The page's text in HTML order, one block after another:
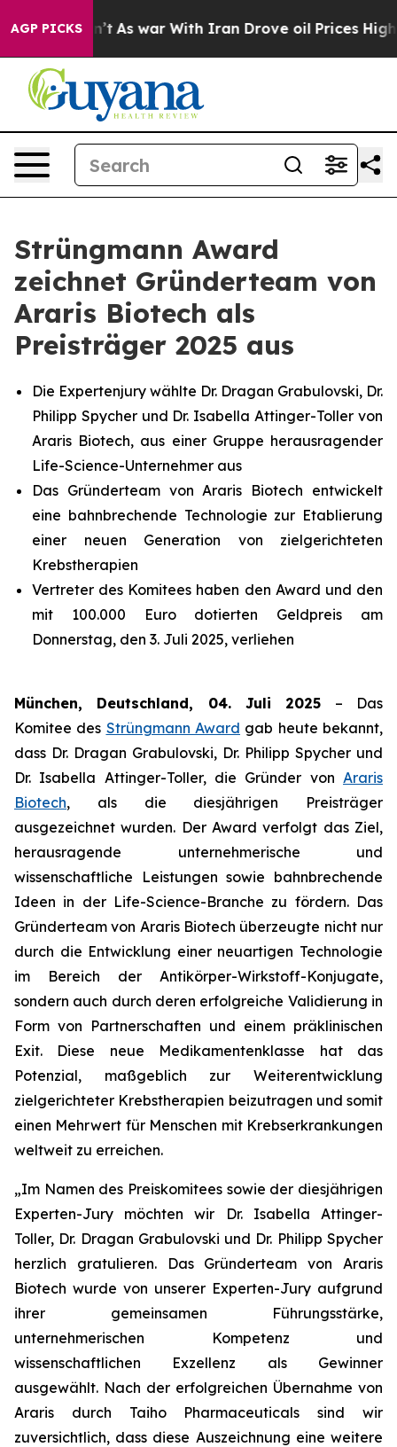
AGP PICKS
it Didn’t As war With Iran Drove oil Prices Higher,
Strüngmann Award
zeichnet Gründerteam von
Araris Biotech als
Preisträger 2025 aus
Die Expertenjury wählte Dr. Dragan Grabulovski, Dr.
Philipp Spycher und Dr. Isabella Attinger-Toller von
Araris Biotech, aus einer Gruppe herausragender
Life-Science-Unternehmer aus
Das Gründerteam von Araris Biotech entwickelt
eine bahnbrechende Technologie zur Etablierung
einer neuen Generation von zielgerichteten
Krebstherapien
Vertreter des Komitees haben den Award und den
mit 100.000 Euro dotierten Geldpreis am
Donnerstag, den 3. Juli 2025, verliehen
München, Deutschland, 04. Juli 2025 – Das
Komitee des Strüngmann Award gab heute bekannt,
dass Dr. Dragan Grabulovski, Dr. Philipp Spycher und
Dr. Isabella Attinger-Toller, die Gründer von Araris
Biotech, als die diesjährigen Preisträger
ausgezeichnet wurden. Der Award verfolgt das Ziel,
herausragende unternehmerische und
wissenschaftliche Leistungen sowie bahnbrechende
Ideen in der Life-Science-Branche zu fördern. Das
Gründerteam von Araris Biotech überzeugte nicht nur
durch die Entwicklung einer neuartigen Technologie
im Bereich der Antikörper-Wirkstoff-Konjugate,
sondern auch durch deren erfolgreiche Validierung in
Form von Partnerschaften und einem präklinischen
Exit. Diese neue Medikamentenklasse hat das
Potenzial, maßgeblich zur Weiterentwicklung
zielgerichteter Krebstherapien beizutragen und somit
einen Mehrwert für Menschen mit Krebserkrankungen
weltweit zu erreichen.
„Im Namen des Preiskomitees sowie der diesjährigen
Experten-Jury möchten wir Dr. Isabella Attinger-
Toller, Dr. Dragan Grabulovski und Dr. Philipp Spycher
herzlich gratulieren. Das Gründerteam von Araris
Biotech wurde von unserer Experten-Jury aufgrund
ihrer gemeinsamen Führungsstärke,
unternehmerischen Kompetenz und
wissenschaftlichen Exzellenz als Gewinner
ausgewählt. Nach der erfolgreichen Übernahme von
Araris durch Taiho Pharmaceuticals sind wir
zuversichtlich, dass diese Auszeichnung eine weitere